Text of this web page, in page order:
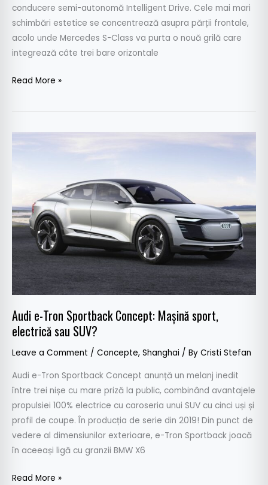
conducere semi-autonomă Intelligent Drive. Cele mai mari
schimbări estetice se concentrează asupra părții frontale,
acolo unde Mercedes S-Class va purta o nouă grilă care
integrează câte trei bare orizontale
Read More »
Audi e-Tron Sportback Concept: Mașină sport,
electrică sau SUV?
Leave a Comment / Concepte, Shanghai / By Cristi Stefan
Audi e-Tron Sportback Concept anunță un melanj inedit
între trei nișe cu mare priză la public, combinând avantajele
propulsiei 100% electrice cu caroseria unui SUV cu cinci uși și
profil de coupe. În producția de serie din 2019! Din punct de
vedere al dimensiunilor exterioare, e-Tron Sportback joacă
în aceeași ligă cu granzii BMW X6
Concept:
Mașină
sport,
electrică
SUV?
Read More »